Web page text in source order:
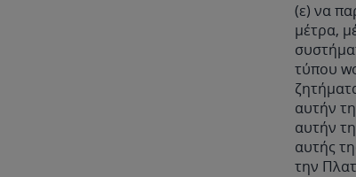
(ε) να
μέτρα,
τύπου
αυτήν
αυτήν
αυτής
την